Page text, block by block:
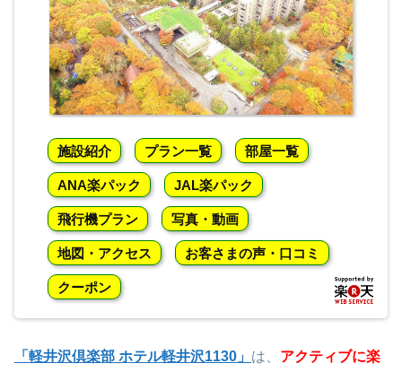
施設紹介 プラン一覧 部屋一覧
ANA楽パック JAL楽パック
飛行機プラン 写真・動画
地図・アクセス お客さまの声・口コミ
クーポン
「軽井沢倶楽部 ホテル軽井沢1130」 は、 アクティブに楽